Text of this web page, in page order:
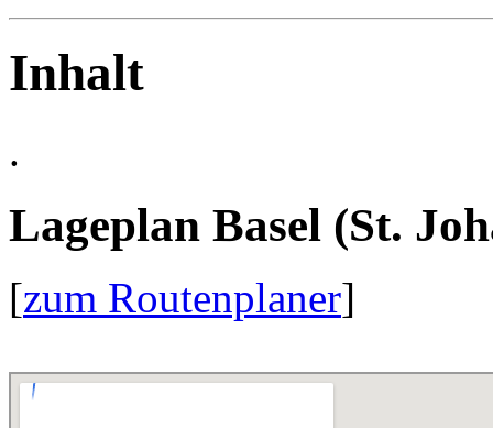
Inhalt
.
Lageplan Basel (St.
[zum Routenplaner]